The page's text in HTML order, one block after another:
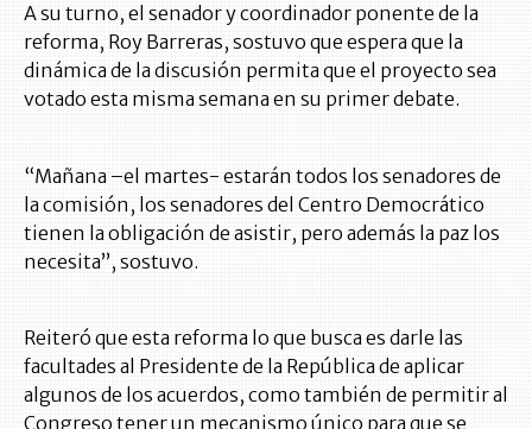
A su turno, el senador y coordinador ponente de la
reforma, Roy Barreras, sostuvo que espera que la
dinámica de la discusión permita que el proyecto sea
votado esta misma semana en su primer debate.
“Mañana –el martes- estarán todos los senadores de
la comisión, los senadores del Centro Democrático
tienen la obligación de asistir, pero además la paz los
necesita”, sostuvo.
Reiteró que esta reforma lo que busca es darle las
facultades al Presidente de la República de aplicar
algunos de los acuerdos, como también de permitir al
Congreso tener un mecanismo único para que se